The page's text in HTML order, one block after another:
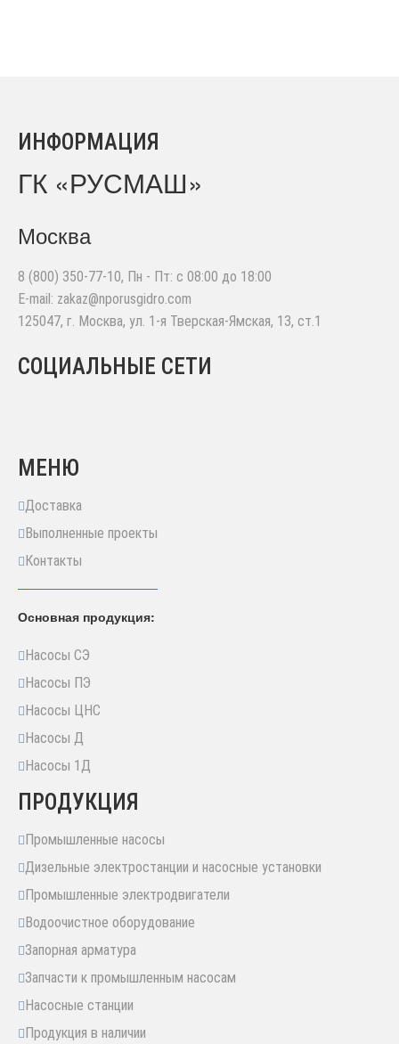
ИНФОРМАЦИЯ
ГК «РУСМАШ»
Москва
8 (800) 350-77-10, Пн - Пт: с 08:00 до 18:00
E-mail: zakaz@nporusgidro.com
125047, г. Москва, ул. 1-я Тверская-Ямская, 13, ст.1
СОЦИАЛЬНЫЕ СЕТИ
МЕНЮ
Доставка
Выполненные проекты
Контакты
Основная продукция:
Насосы СЭ
Насосы ПЭ
Насосы ЦНС
Насосы Д
Насосы 1Д
ПРОДУКЦИЯ
Промышленные насосы
Дизельные электростанции и насосные установки
Промышленные электродвигатели
Водоочистное оборудование
Запорная арматура
Запчасти к промышленным насосам
Насосные станции
Продукция в наличии